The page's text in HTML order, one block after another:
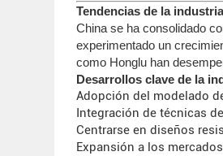
Tendencias de la
China se ha consolidado
experimentado un
como Honglu han
Desarrollos clave de la
Adopción del modelado
Integración de técnicas
Centrarse en diseños
Expansión a los